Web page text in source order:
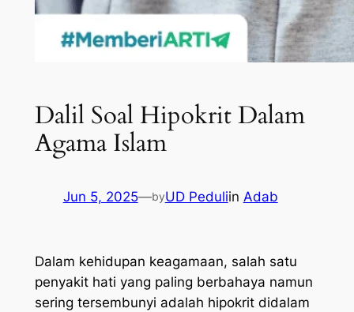
Dalil Soal Hipokrit Dalam
Agama Islam
Jun 5, 2025—byUD Peduliin Adab
Dalam kehidupan keagamaan, salah satu
penyakit hati yang paling berbahaya namun
sering tersembunyi adalah hipokrit didalam